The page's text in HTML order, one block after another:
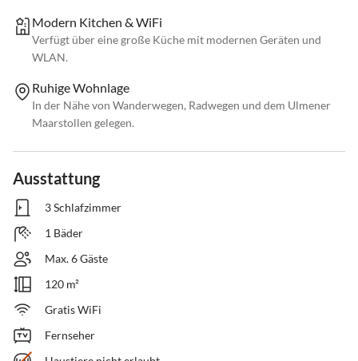
Modern Kitchen & WiFi
Verfügt über eine große Küche mit modernen Geräten und
WLAN.
Ruhige Wohnlage
In der Nähe von Wanderwegen, Radwegen und dem Ulmener
Maarstollen gelegen.
Ausstattung
3 Schlafzimmer
1 Bäder
Max. 6 Gäste
120 m²
Gratis WiFi
Fernseher